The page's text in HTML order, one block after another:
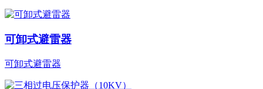
可卸式避雷器
可卸式避雷器